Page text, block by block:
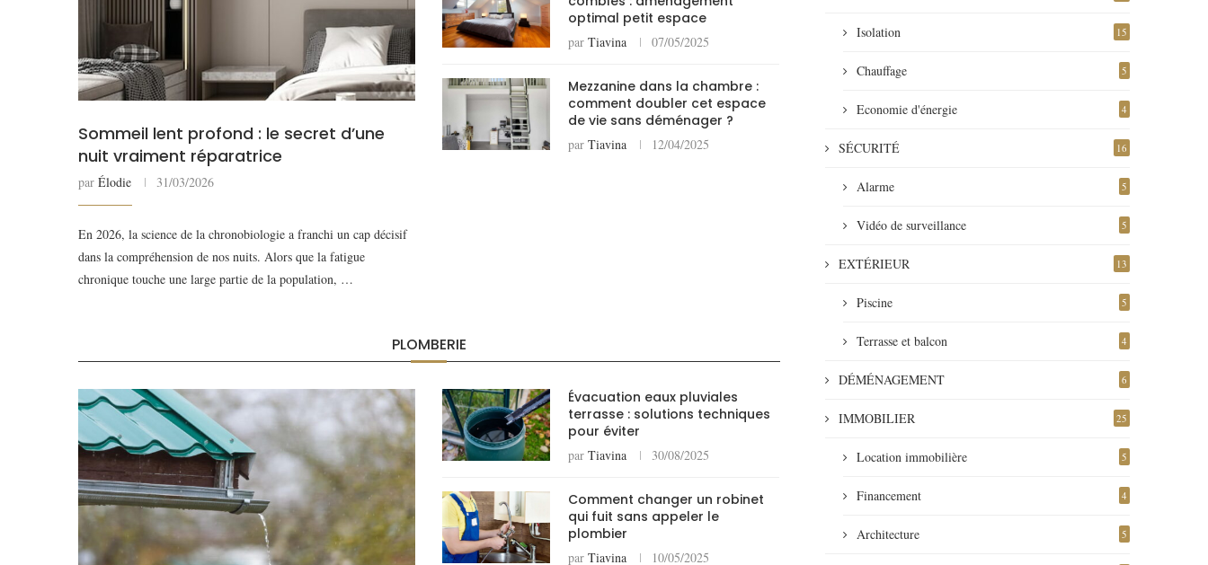
Sommeil lent profond : le secret d’une
nuit vraiment réparatrice
par Élodie 31/03/2026
En 2026, la science de la chronobiologie a franchi un cap décisif
dans la compréhension de nos nuits. Alors que la fatigue
chronique touche une large partie de la population, …
optimal petit espace
par Tiavina 07/05/2025
Mezzanine dans la chambre :
comment doubler cet espace
de vie sans déménager ?
par Tiavina 12/04/2025
PLOMBERIE
Évacuation eaux pluviales
terrasse : solutions techniques
pour éviter
par Tiavina 30/08/2025
Comment changer un robinet
qui fuit sans appeler le
plombier
par Tiavina 10/05/2025
Isolation 15
Chauffage 5
Economie d'énergie 4
SÉCURITÉ 16
Alarme 5
Vidéo de surveillance 5
EXTÉRIEUR 13
Piscine 5
Terrasse et balcon 4
DÉMÉNAGEMENT 6
IMMOBILIER 25
Location immobilière 5
Financement 4
Architecture 5